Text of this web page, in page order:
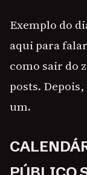
Exemplo do
aqui para
como sair do
posts.
um.